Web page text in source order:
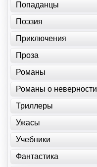
Попаданцы
Поэзия
Приключения
Проза
Романы
Романы о неверности
Триллеры
Ужасы
Учебники
Фантастика